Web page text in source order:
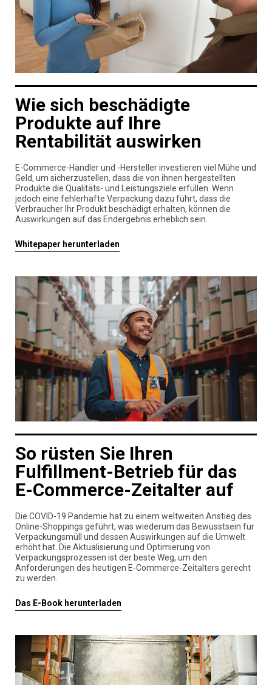
Wie sich beschädigte
Produkte auf Ihre
Rentabilität auswirken
E-Commerce-Händler und -Hersteller investieren viel Mühe und
Geld, um sicherzustellen, dass die von ihnen hergestellten
Produkte die Qualitäts- und Leistungsziele erfüllen. Wenn
jedoch eine fehlerhafte Verpackung dazu führt, dass die
Verbraucher Ihr Produkt beschädigt erhalten, können die
Auswirkungen auf das Endergebnis erheblich sein.
Whitepaper herunterladen
So rüsten Sie Ihren
Fulfillment-Betrieb für das
E-Commerce-Zeitalter auf
Die COVID-19 Pandemie hat zu einem weltweiten Anstieg des
Online-Shoppings geführt, was wiederum das Bewusstsein für
Verpackungsmüll und dessen Auswirkungen auf die Umwelt
erhöht hat. Die Aktualisierung und Optimierung von
Verpackungsprozessen ist der beste Weg, um den
Anforderungen des heutigen E-Commerce-Zeitalters gerecht
zu werden.
Das E-Book herunterladen